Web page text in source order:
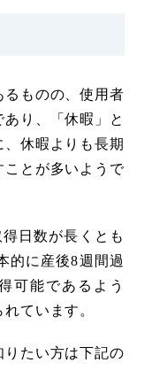
るものの、使用者
り、「休暇」と
休暇よりも長期
ことが多いようで
日数が長くとも
的に産後8週間過
可能であるよう
ています。
りたい方は下記の